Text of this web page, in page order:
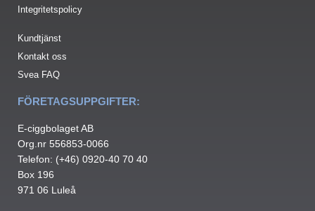
Integritetspolicy
Kundtjänst
Kontakt oss
Svea FAQ
FÖRETAGSUPPGIFTER:
E-ciggbolaget AB
Org.nr 556853-0066
Telefon: (+46) 0920-40 70 40
Box 196
971 06 Luleå